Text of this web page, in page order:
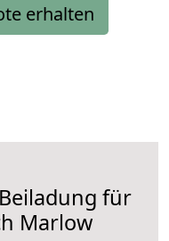
erhalten
für
Marlow